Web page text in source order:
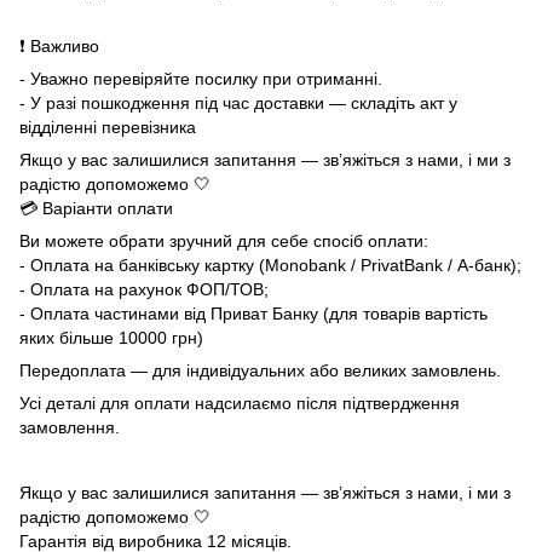
❗ Важливо
- Уважно перевіряйте посилку при отриманні.
- У разі пошкодження під час доставки — складіть акт у
відділенні перевізника
Якщо у вас залишилися запитання — зв’яжіться з нами, і ми з
радістю допоможемо 🤍
💳 Варіанти оплати
Ви можете обрати зручний для себе спосіб оплати:
- Оплата на банківську картку (Monobank / PrivatBank / А-банк);
- Оплата на рахунок ФОП/ТОВ;
- Оплата частинами від Приват Банку (для товарів вартість
яких більше 10000 грн)
Передоплата — для індивідуальних або великих замовлень.
Усі деталі для оплати надсилаємо після підтвердження
замовлення.
Якщо у вас залишилися запитання — зв’яжіться з нами, і ми з
радістю допоможемо 🤍
Гарантія від виробника 12 місяців.